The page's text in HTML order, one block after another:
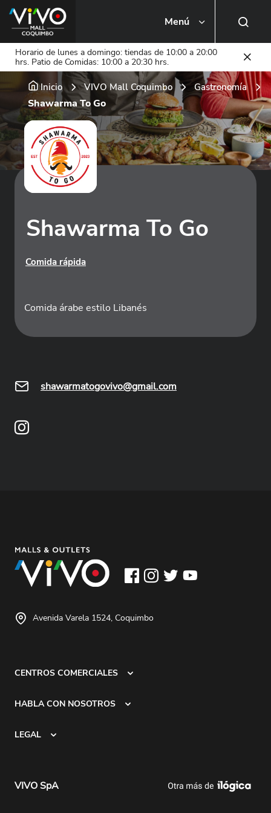
Menú
Busca una tienda o local
Horario de lunes a domingo: tiendas de 10:00 a 20:00
hrs. Patio de Comidas: 10:00 a 20:30 hrs.
Inicio VIVO Mall Coquimbo Gastronomía
Shawarma To Go
Shawarma To Go
Comida rápida
Comida árabe estilo Libanés
shawarmatogovivo@gmail.com
Avenida Varela 1524, Coquimbo
CENTROS COMERCIALES
HABLA CON NOSOTROS
LEGAL
VIVO SpA